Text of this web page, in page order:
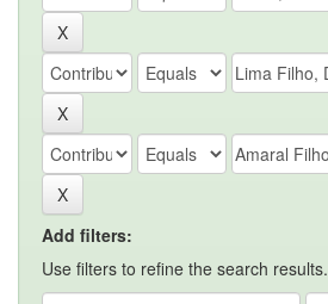
Add filters:
Use filters to refine the search results.